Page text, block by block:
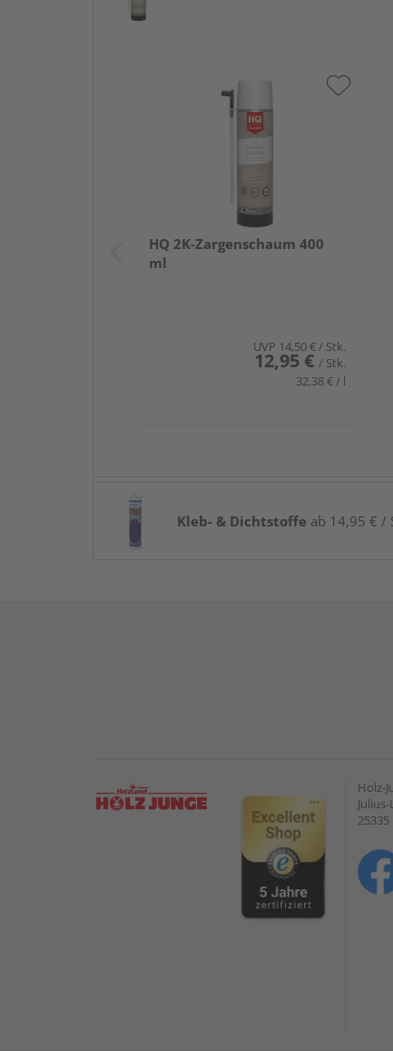
HQ 2K-Zargenschaum 400
ml
UVP 14,50 €/ Stk.
12,95 € / Stk.
32,38 € / l
Kleb- & Dichtstoffe ab 14,95 € /
Holz-